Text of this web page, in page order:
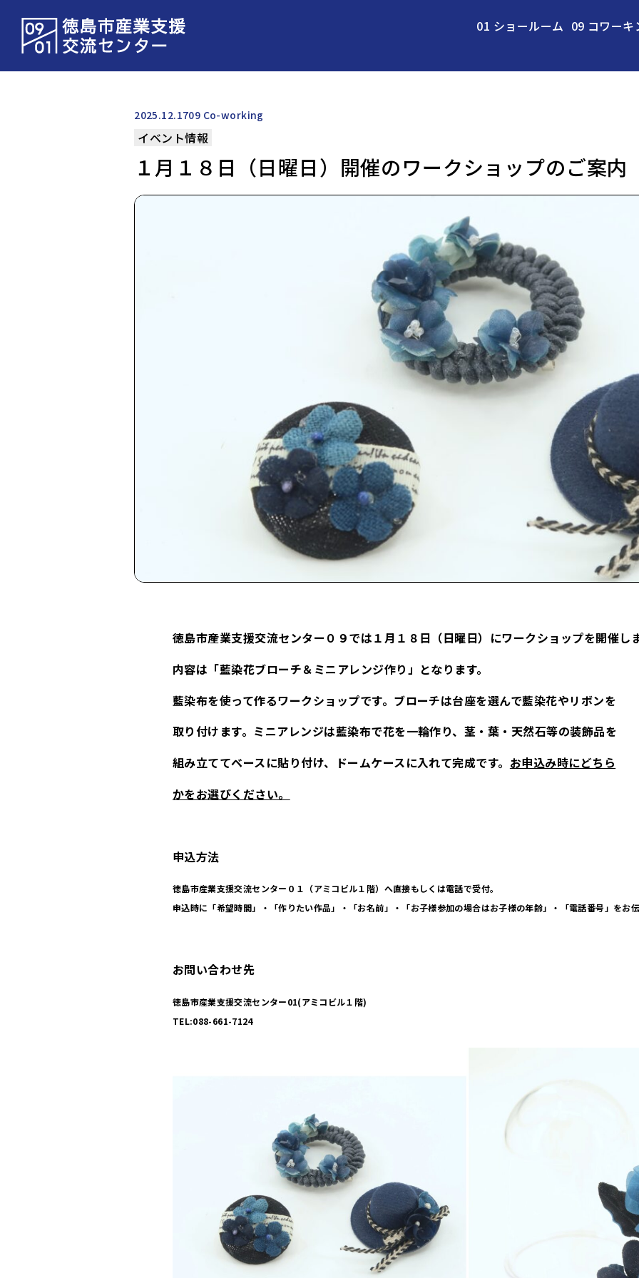
01 ショールーム 09 コワーキ
2025.12.1709 Co-working
イベント情報
１月１８日（日曜日）開催のワークショップのご案内
徳島市産業支援交流センター０９では１月１８日（日曜日）にワークショップを開催し
内容は「藍染花ブローチ＆ミニアレンジ作り」となります。
藍染布を使って作るワークショップです。ブローチは台座を選んで藍染花やリボンを
取り付けます。ミニアレンジは藍染布で花を一輪作り、茎・葉・天然石等の装飾品を
組み立ててベースに貼り付け、ドームケースに入れて完成です。 お申込み時にどちら
かをお選びください。
申込方法
徳島市産業支援交流センター０１（アミコビル１階）へ直接もしくは電話で受付。
申込時に「希望時間」・「作りたい作品」・「お名前」・「お子様参加の場合はお子様の年齢」・「電話番号」をお
お問い合わせ先
徳島市産業支援交流センター01(アミコビル１階)
TEL:088-661-7124